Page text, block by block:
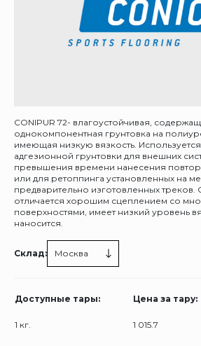
CONIPUR 72- влагоустойчивая,
однокомпонентная грунтовка на
имеющая низкую вязкость. Используется
адгезионной грунтовки для внешних
превышения времени нанесения
или для ретоппинга установленных на
предварительно изготовленных треков.
отличается хорошим сцеплением со
поверхностями, имеет низкий уровень
наносится.
Склад: Москва
Доступные тары: Цена за тару:
1 кг. 1 015.7